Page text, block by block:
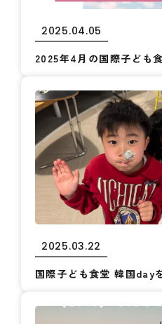
2025.04.05
2025年4月の国際子ども
2025.03.22
国際子ども食堂 韓国day